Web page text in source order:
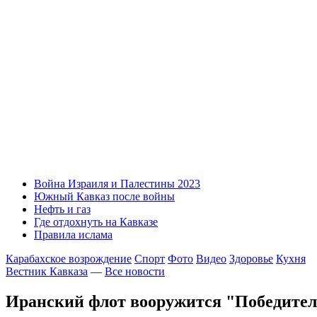
Война Израиля и Палестины 2023
Южный Кавказ после войны
Нефть и газ
Где отдохнуть на Кавказе
Правила ислама
Карабахское возрождение Спорт Фото Видео Здоровье Кухня
Вестник Кавказа — Все новости
Иранский флот вооружится